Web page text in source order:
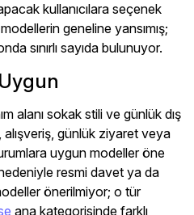
kullanıcılara seçenek
geneline yansımış;
sınırlı sayıda bulunuyor.
alanı sokak stili ve günlük dış
günlük ziyaret veya
uygun modeller öne
nedeniyle resmi davet ya da
önerilmiyor; o tür
ana kategorisinde farklı